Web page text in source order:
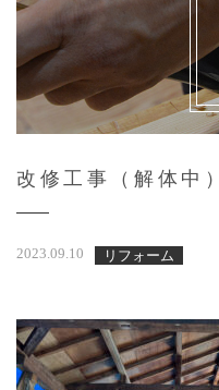
改修工事（解体中）
2023.09.10 リフォーム